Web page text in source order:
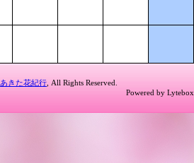
あきた花紀行 , All Rights Reserved.
Powered by Lytebox